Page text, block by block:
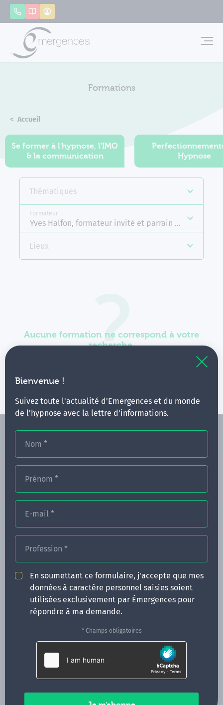
Bienvenue !
Suivez toute l'actualité d'Emergences et du monde
de l'hypnose avec la lettre d'informations.
Nom *
Prénom *
E-mail *
Profession *
En soumettant ce formulaire, j'accepte que mes
données à caractère personnel saisies soient
utilisées exclusivement par Émergences pour
répondre à ma demande.
* Champs obligatoires
AppelerCatalogue
Formations
Accueil
Se former à l'hypnose, l'IMO
& la communication
Hypnose
Thématiques
Formateur
Yves Halfon, formateur invité et parrain
Lieux
Aucune formation ne correspond à votre
recherche.
Vous pouvez renouveler votre requête en élargissant
CONGRÈS
ACTUALITÉS
INFOS PRATIQUES
Qui sommes-nous ?
CONTACT
35000 Rennes
02 99 05 25 47
Contactez-nous
Panneau de gestion des cookies